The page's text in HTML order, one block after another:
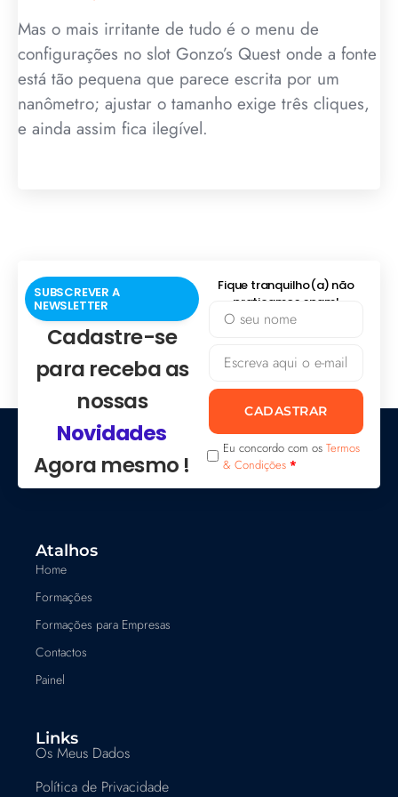
Mas o mais irritante de tudo é o menu de
configurações no slot Gonzo’s Quest onde a fonte
está tão pequena que parece escrita por um
nanômetro; ajustar o tamanho exige três cliques,
e ainda assim fica ilegível.
SUBSCREVER A
NEWSLETTER
Cadastre-se
para receba as
nossas
Novidades
Agora mesmo !
Fique tranquilho(a) não
praticamos spam!
CADASTRAR
Eu concordo com os Termos
& Condições *
Atalhos
Home
Formações
Formações para Empresas
Contactos
Painel
Links
Os Meus Dados
Política de Privacidade